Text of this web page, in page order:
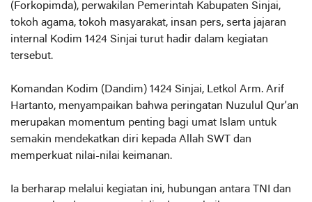
(Forkopimda), perwakilan Pemerintah Kabupaten Sinjai,
tokoh agama, tokoh masyarakat, insan pers, serta jajaran
internal Kodim 1424 Sinjai turut hadir dalam kegiatan
tersebut.
Komandan Kodim (Dandim) 1424 Sinjai, Letkol Arm. Arif
Hartanto, menyampaikan bahwa peringatan Nuzulul Qur’an
merupakan momentum penting bagi umat Islam untuk
semakin mendekatkan diri kepada Allah SWT dan
memperkuat nilai-nilai keimanan.
Ia berharap melalui kegiatan ini, hubungan antara TNI dan